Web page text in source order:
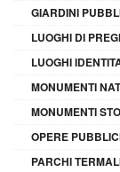
GIARDINI
LUOGHI DI
LUOGHI
MONUMENTI
MONUMENTI
OPERE
PARCHI